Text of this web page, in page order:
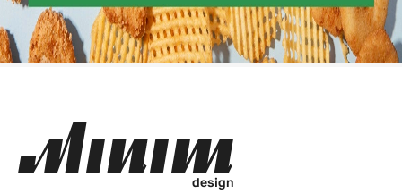
design